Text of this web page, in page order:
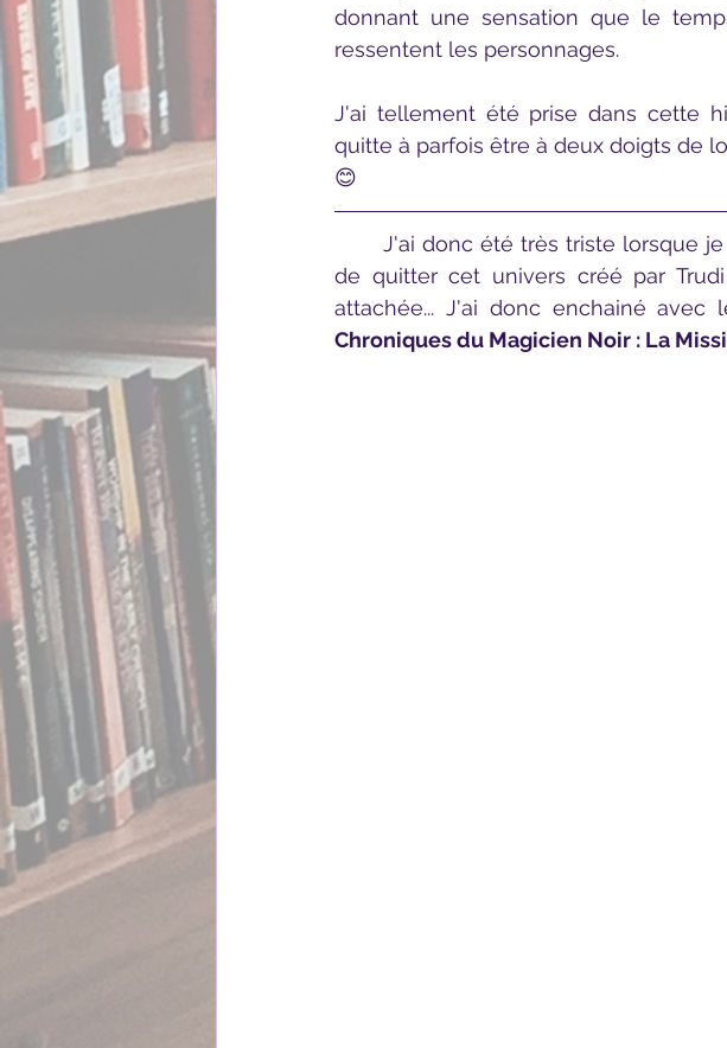
donnant une sensation que le
ressentent les personnages.
J'ai tellement été prise dans cette
quitte à parfois être à deux doigts de
😊
de quitter cet univers créé par
attachée... J'ai donc enchainé
Chroniques du Magicien Noir : La